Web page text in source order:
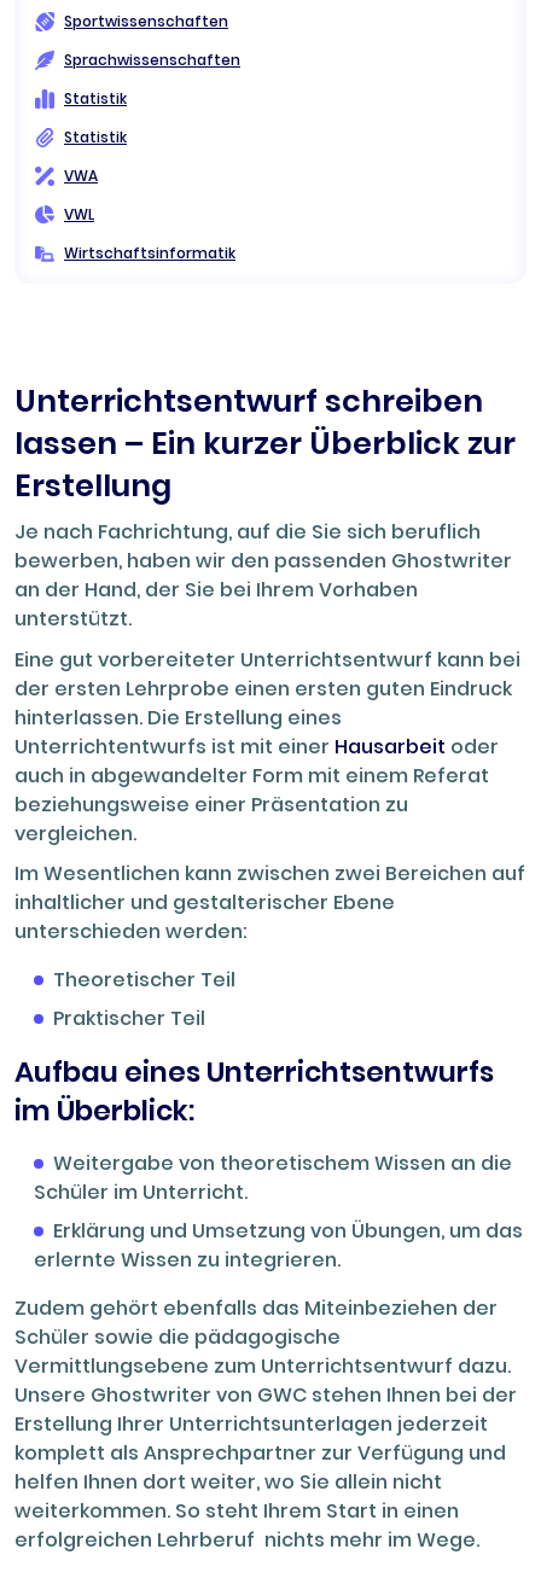
Sportwissenschaften
Sprachwissenschaften
Statistik
Statistik
VWA
VWL
Wirtschaftsinformatik
Unterrichtsentwurf schreiben
lassen – Ein kurzer Überblick zur
Erstellung
Je nach Fachrichtung, auf die Sie sich beruflich
bewerben, haben wir den passenden Ghostwriter
an der Hand, der Sie bei Ihrem Vorhaben
unterstützt.
Eine gut vorbereiteter Unterrichtsentwurf kann bei
der ersten Lehrprobe einen ersten guten Eindruck
hinterlassen. Die Erstellung eines
Unterrichtentwurfs ist mit einer Hausarbeit oder
auch in abgewandelter Form mit einem Referat
beziehungsweise einer Präsentation zu
vergleichen.
Im Wesentlichen kann zwischen zwei Bereichen auf
inhaltlicher und gestalterischer Ebene
unterschieden werden:
Theoretischer Teil
Praktischer Teil
Aufbau eines Unterrichtsentwurfs
im Überblick:
Weitergabe von theoretischem Wissen an die
Schüler im Unterricht.
Erklärung und Umsetzung von Übungen, um das
erlernte Wissen zu integrieren.
Zudem gehört ebenfalls das Miteinbeziehen der
Schüler sowie die pädagogische
Vermittlungsebene zum Unterrichtsentwurf dazu.
Unsere Ghostwriter von GWC stehen Ihnen bei der
Erstellung Ihrer Unterrichtsunterlagen jederzeit
komplett als Ansprechpartner zur Verfügung und
helfen Ihnen dort weiter, wo Sie allein nicht
weiterkommen. So steht Ihrem Start in einen
erfolgreichen Lehrberuf nichts mehr im Wege.